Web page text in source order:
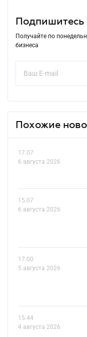
Подпишитесь
Получайте по
бизнеса
Похожие
17.07
6 августа 2026
15.07
6 августа 2026
17.00
5 августа 2026
15.44
4 августа 2026